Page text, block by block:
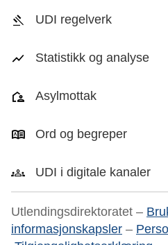
UDI regelverk
Statistikk og analyse
Asylmottak
Ord og begreper
UDI i digitale kanaler
Utlendingsdirektoratet –
informasjonskapsler –